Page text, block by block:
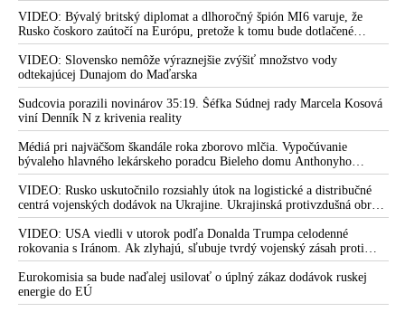
VIDEO: Bývalý britský diplomat a dlhoročný špión MI6 varuje, že
Rusko čoskoro zaútočí na Európu, pretože k tomu bude dotlačené
rovnako, ako bolo dotlačené k invázii na Ukrajinu v roku 2022.
Zelenskyj medzitým v Kyjeve naliehal na zhromaždených diplomatov,
aby vo svete zháňali energie pre Ukrajinu na zimu. Putin vraj bude
mobilizovať a vojna sa do zimy pravdepodobne neskončí
VIDEO: Slovensko nemôže výraznejšie zvýšiť množstvo vody
odtekajúcej Dunajom do Maďarska
Sudcovia porazili novinárov 35:19. Šéfka Súdnej rady Marcela Kosová
viní Denník N z krivenia reality
Médiá pri najväčšom škandále roka zborovo mlčia. Vypočúvanie
bývaleho hlavného lekárskeho poradcu Bieleho domu Anthonyho
Fauciho pred výborom amerického Senátu väčšina médií ignorovala
VIDEO: Rusko uskutočnilo rozsiahly útok na logistické a distribučné
centrá vojenských dodávok na Ukrajine. Ukrajinská protivzdušná obrana
nedokázala počas ničivého nočného útoku na Kyjev a jeho okolie
zachytiť ani jednu ruskú raketu
VIDEO: USA viedli v utorok podľa Donalda Trumpa celodenné
rokovania s Iránom. Ak zlyhajú, sľubuje tvrdý vojenský zásah proti
Teheránu
Eurokomisia sa bude naďalej usilovať o úplný zákaz dodávok ruskej
energie do EÚ